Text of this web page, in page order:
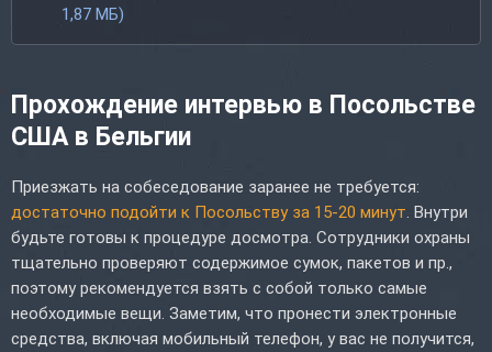
1,87 МБ)
Прохождение интервью в Посольстве
США в Бельгии
Приезжать на собеседование заранее не требуется:
достаточно подойти к Посольству за 15-20 минут. Внутри
будьте готовы к процедуре досмотра. Сотрудники охраны
тщательно проверяют содержимое сумок, пакетов и пр.,
поэтому рекомендуется взять с собой только самые
необходимые вещи. Заметим, что пронести электронные
средства, включая мобильный телефон, у вас не получится,